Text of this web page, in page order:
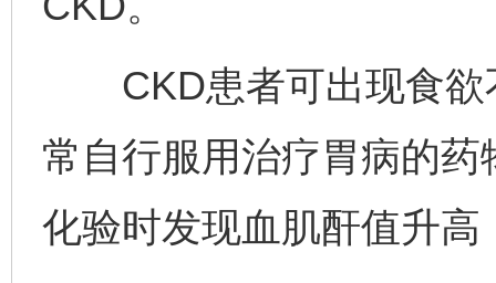
CKD患者可出现食欲
常自行服用治疗胃病的
化验时发现血肌酐值升